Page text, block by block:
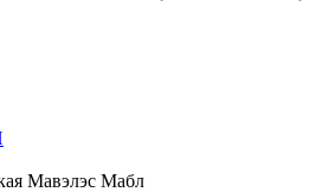
Мавэлэс Мабл